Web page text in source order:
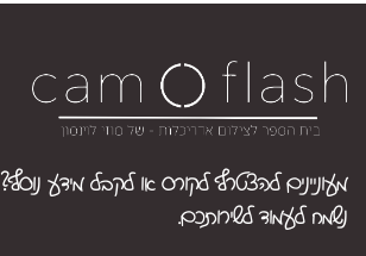
מעוניינים להצטרף לקורס או לקבל מידע נוסף?
נשמח לעמוד לשירותכם.